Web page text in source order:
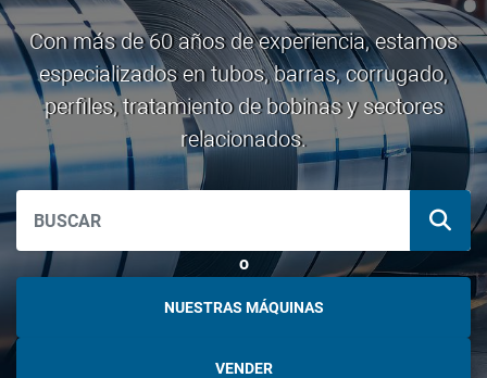
Con más de 60 años de experiencia, estamos
especializados en tubos, barras, corrugado,
perfiles, tratamiento de bobinas y sectores
relacionados.
o
NUESTRAS MÁQUINAS
VENDER